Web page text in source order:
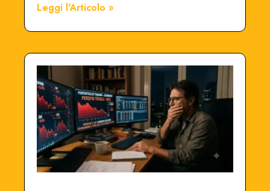
Leggi l'Articolo »